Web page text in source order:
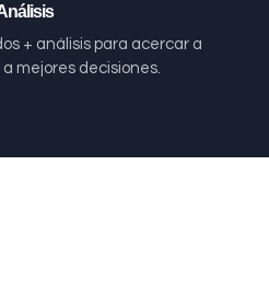
+ análisis para acercar a
mejores decisiones.